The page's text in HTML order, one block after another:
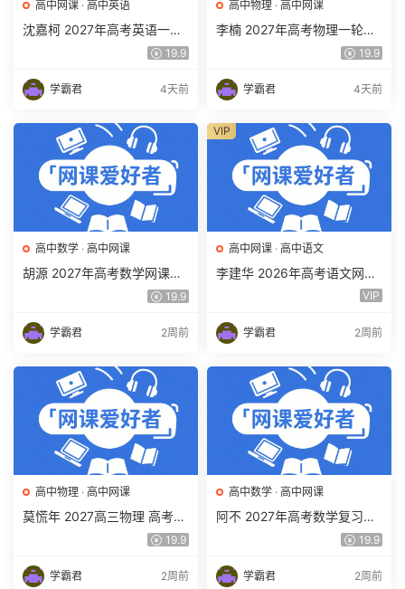
高中网课 · 高中英语
沈嘉柯 2027年高考英语一轮
复习网课教程 高三英语 上学
下载
19.9
学霸君 4天前
高中物理 · 高中网课
李楠 2027年高考物理一轮复
习网课教程 高三物理 上学期
载
19.9
学霸君 4天前
高中数学 · 高中网课
胡源 2027年高考数学网课教
程 高三数学 一轮复习暑假班
19.9
学霸君 2周前
高中网课 · 高中语文
李建华 2026年高考语文网课
教程 高三语文 a+二三轮复习
VIP
学霸君 2周前
VIP
高中物理 · 高中网课
莫慌年 2027高三物理 高考物
19.9
学霸君 2周前
高中数学 · 高中网课
阿不 2027年高考数学复习网
课教程 高三数学 一轮复习视
19.9
学霸君 2周前